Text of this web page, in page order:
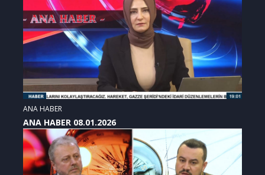
ANA HABER
ANA HABER 08.01.2026